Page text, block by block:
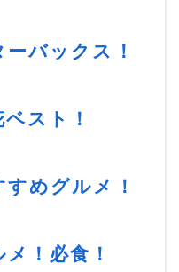
バックス！
スト！
めグルメ！
！必食！